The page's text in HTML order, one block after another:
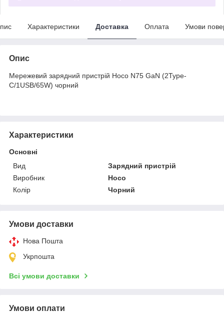
Характеристики Доставка Оплата Умови
Опис
Мережевий зарядний пристрій Hoco N75 GaN (2Type-
C/1USB/65W) чорний
Характеристики
Основні
Вид
Зарядний пристрій
Виробник
Hoco
Колір
Чорний
Умови доставки
Нова Пошта
Укрпошта
Всі умови доставки
Умови оплати